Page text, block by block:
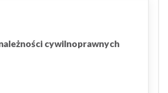
cywilnoprawnych